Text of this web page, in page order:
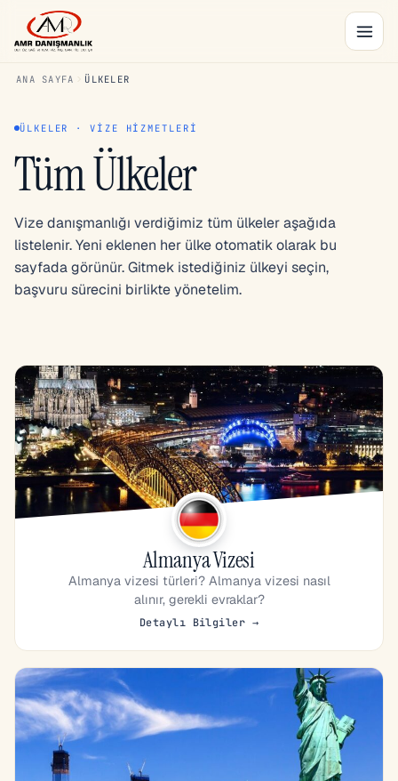
ANA SAYFA ÜLKELER
ÜLKELER · VIZE HIZMETLERI
Tüm Ülkeler
Vize danışmanlığı verdiğimiz tüm ülkeler aşağıda
listelenir. Yeni eklenen her ülke otomatik olarak bu
sayfada görünür. Gitmek istediğiniz ülkeyi seçin,
başvuru sürecini birlikte yönetelim.
Almanya Vizesi
Almanya vizesi türleri? Almanya vizesi nasıl
alınır, gerekli evraklar?
Detaylı Bilgiler →